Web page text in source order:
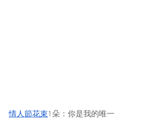
情人節花束1朵：你是我的唯一